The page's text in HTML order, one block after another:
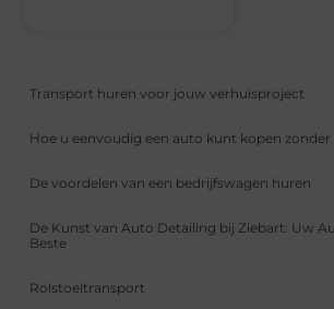
Transport huren voor jouw verhuisproject
Hoe u eenvoudig een auto kunt kopen
De voordelen van een bedrijfswagen huren
De Kunst van Auto Detailing bij Ziebart: Uw
Beste
Rolstoeltransport